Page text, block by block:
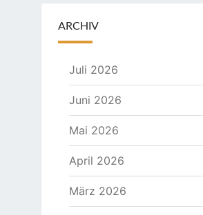
ARCHIV
Juli 2026
Juni 2026
Mai 2026
April 2026
März 2026